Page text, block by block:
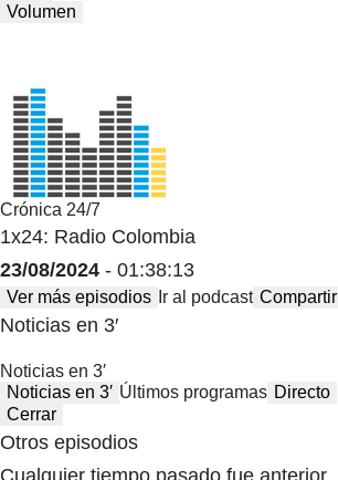
Volumen
Crónica 24/7
1x24: Radio Colombia
23/08/2024 - 01:38:13
Ver más episodios Ir al podcast Compartir
Noticias en 3′
Noticias en 3′
Noticias en 3′ Últimos programas Directo
Cerrar
Otros episodios
Cualquier tiempo pasado fue anterior